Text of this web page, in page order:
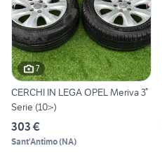
7
CERCHI IN LEGA OPEL Meriva 3°
Serie (10>)
303 €
Sant'Antimo(NA)